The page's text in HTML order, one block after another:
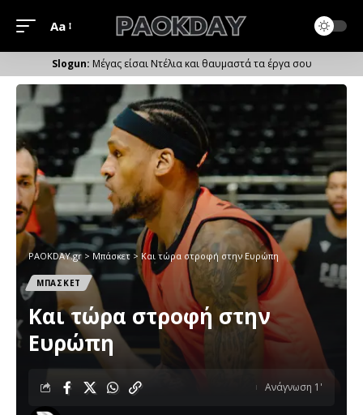
Μέγεθος
Γραμματοσειράς
Aa
Μέγας είσαι Ντέλια και θαυμαστά τα έργα σου
PAOKDAY.gr> Μπάσκετ > Kαι τώρα στροφή στην Ευρώπη
ΜΠΑΣΚΕΤ
Kαι τώρα στροφή στην
Ευρώπη
Ανάγνωση 1'